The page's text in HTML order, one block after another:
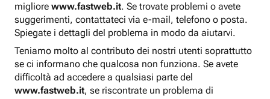
migliore www.fastweb.it. Se trovate problemi o avete
suggerimenti, contattateci via e-mail, telefono o posta.
Spiegate i dettagli del problema in modo da aiutarvi.
Teniamo molto al contributo dei nostri utenti soprattutto
se ci informano che qualcosa non funziona. Se avete
difficoltà ad accedere a qualsiasi parte del
www.fastweb.it, se riscontrate un problema di